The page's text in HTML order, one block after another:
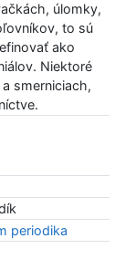
úlomky,
to sú
ako
Niektoré
smerniciach,
periodika